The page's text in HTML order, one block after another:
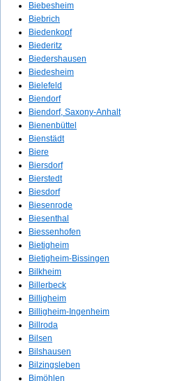
Biebesheim
Biebrich
Biedenkopf
Biederitz
Biedershausen
Biedesheim
Bielefeld
Biendorf
Biendorf, Saxony-Anhalt
Bienenbüttel
Bienstädt
Biere
Biersdorf
Bierstedt
Biesdorf
Biesenrode
Biesenthal
Biessenhofen
Bietigheim
Bietigheim-Bissingen
Bilkheim
Billerbeck
Billigheim
Billigheim-Ingenheim
Billroda
Bilsen
Bilshausen
Bilzingsleben
Bimöhlen